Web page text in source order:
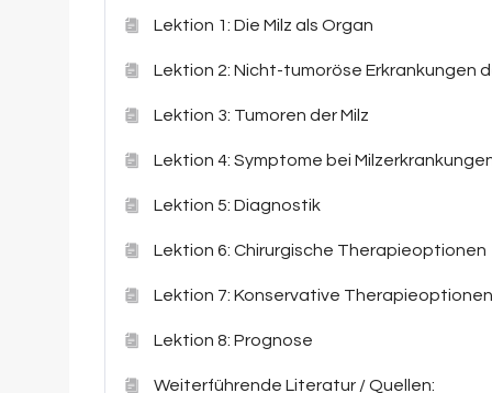
verständlich erklärtes Fachwissen
, um
Inhalte stehen dir jederzeit online zur
lernen kannst.
Deine Vorteile auf einen Blick:
Fokus auf Milztumoren und wichtigen
Überblick über Symptome,
Sicherheit im Umgang mit Befunden und
Flexibler Online-Zugang mit Präsentationen,
ihr Tier informiert und sicher begleiten
Lektion 1: Die Milz als Organ
Lektion 2: Nicht-tumoröse Erkrankungen
Lektion 3: Tumoren der Milz
Lektion 4: Symptome bei
Lektion 5: Diagnostik
Lektion 6: Chirurgische Therapieoptionen
Lektion 7: Konservative Therapieoptionen
Lektion 8: Prognose
Weiterführende Literatur / Quellen: